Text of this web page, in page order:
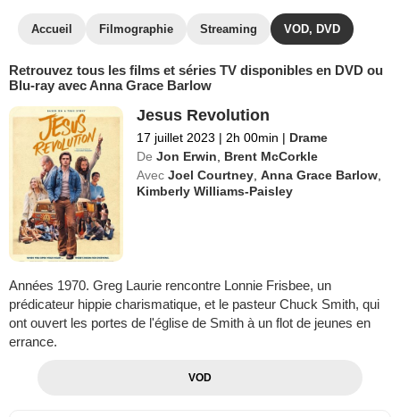
Accueil Filmographie Streaming VOD, DVD
Retrouvez tous les films et séries TV disponibles en DVD ou
Blu-ray avec Anna Grace Barlow
Jesus Revolution
17 juillet 2023 | 2h 00min | Drame
De Jon Erwin
Brent McCorkle
Avec Joel Courtney ,Anna Grace Barlow
Kimberly Williams-Paisley
Années 1970. Greg Laurie rencontre Lonnie Frisbee, un
prédicateur hippie charismatique, et le pasteur Chuck Smith, qui
ont ouvert les portes de l'église de Smith à un flot de jeunes en
errance.
VOD